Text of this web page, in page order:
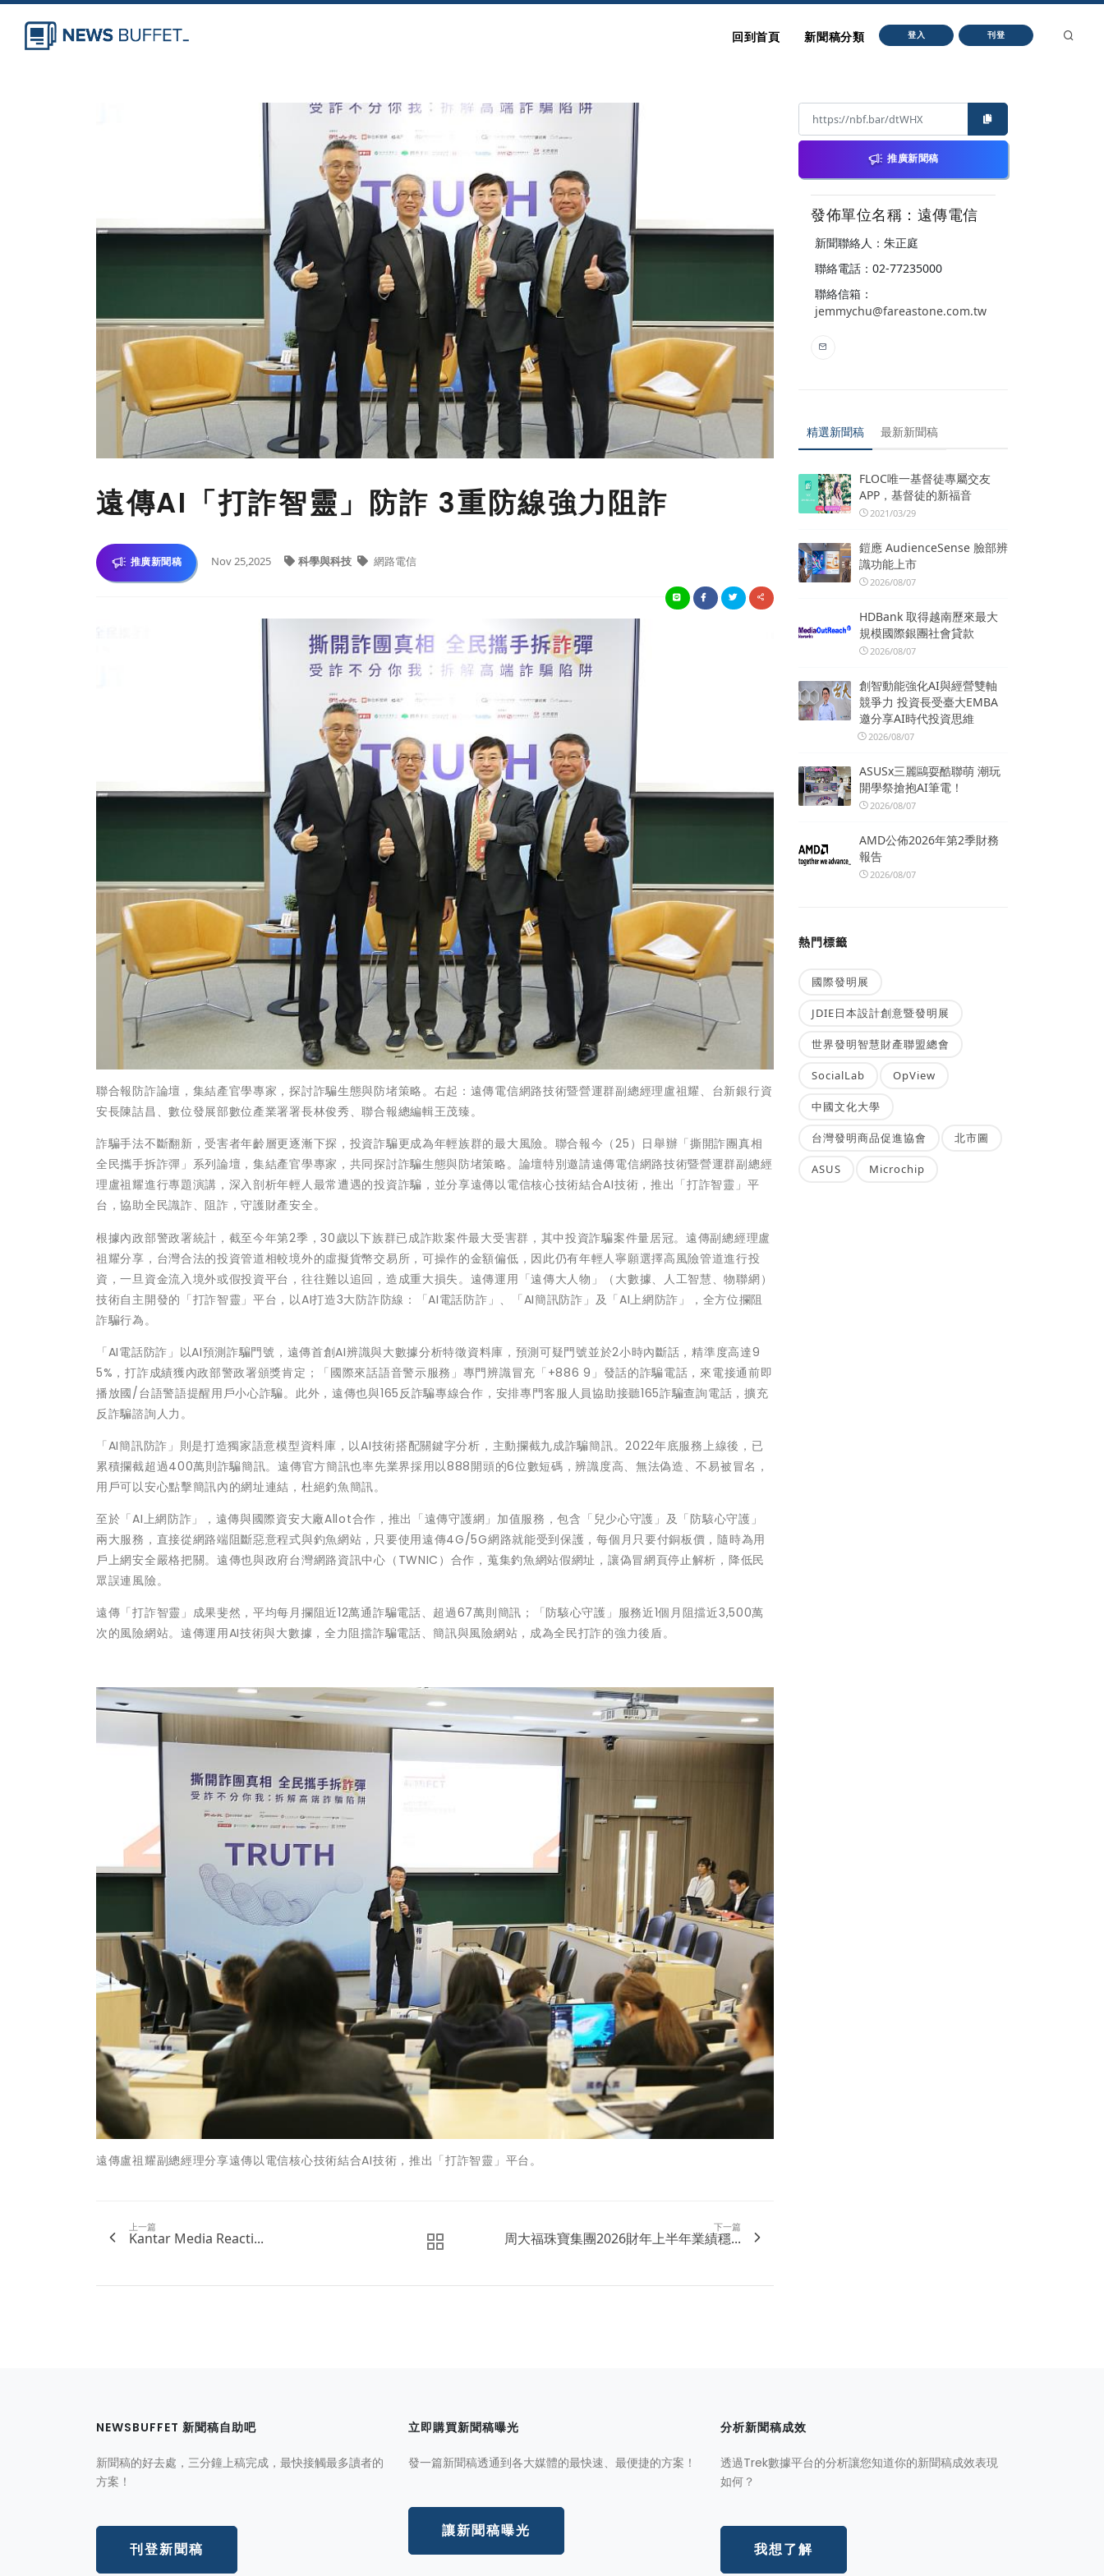
回到首頁 新聞稿分類 登入 刊登
遠傳AI「打詐智靈」防詐 3重防線強力阻詐
推廣新聞稿 Nov 25,2025 科學與科技 網路電信
聯合報防詐論壇，集結產官學專家，探討詐騙生態與防堵策略。右起：遠傳電信網路技術暨營運群副總經理盧祖耀、台新銀行資
安長陳詰昌、數位發展部數位產業署署長林俊秀、聯合報總編輯王茂臻。
詐騙手法不斷翻新，受害者年齡層更逐漸下探，投資詐騙更成為年輕族群的最大風險。聯合報今（25）日舉辦「撕開詐團真相
全民攜手拆詐彈」系列論壇，集結產官學專家，共同探討詐騙生態與防堵策略。論壇特別邀請遠傳電信網路技術暨營運群副總經
理盧祖耀進行專題演講，深入剖析年輕人最常遭遇的投資詐騙，並分享遠傳以電信核心技術結合AI技術，推出「打詐智靈」平
台，協助全民識詐、阻詐，守護財產安全。
根據內政部警政署統計，截至今年第2季，30歲以下族群已成詐欺案件最大受害群，其中投資詐騙案件量居冠。遠傳副總經理盧
祖耀分享，台灣合法的投資管道相較境外的虛擬貨幣交易所，可操作的金額偏低，因此仍有年輕人寧願選擇高風險管道進行投
資，一旦資金流入境外或假投資平台，往往難以追回，造成重大損失。遠傳運用「遠傳大人物」（大數據、人工智慧、物聯網）
技術自主開發的「打詐智靈」平台，以AI打造3大防詐防線：「AI電話防詐」、「AI簡訊防詐」及「AI上網防詐」，全方位攔阻
詐騙行為。
「AI電話防詐」以AI預測詐騙門號，遠傳首創AI辨識與大數據分析特徵資料庫，預測可疑門號並於2小時內斷話，精準度高達9
5%，打詐成績獲內政部警政署頒獎肯定；「國際來話語音警示服務」專門辨識冒充「+886 9」發話的詐騙電話，來電接通前即
播放國/台語警語提醒用戶小心詐騙。此外，遠傳也與165反詐騙專線合作，安排專門客服人員協助接聽165詐騙查詢電話，擴充
反詐騙諮詢人力。
「AI簡訊防詐」則是打造獨家語意模型資料庫，以AI技術搭配關鍵字分析，主動攔截九成詐騙簡訊。2022年底服務上線後，已
累積攔截超過400萬則詐騙簡訊。遠傳官方簡訊也率先業界採用以888開頭的6位數短碼，辨識度高、無法偽造、不易被冒名，
用戶可以安心點擊簡訊內的網址連結，杜絕釣魚簡訊。
至於「AI上網防詐」，遠傳與國際資安大廠Allot合作，推出「遠傳守護網」加值服務，包含「兒少心守護」及「防駭心守護」
兩大服務，直接從網路端阻斷惡意程式與釣魚網站，只要使用遠傳4G/5G網路就能受到保護，每個月只要付銅板價，隨時為用
戶上網安全嚴格把關。遠傳也與政府台灣網路資訊中心（TWNIC）合作，蒐集釣魚網站假網址，讓偽冒網頁停止解析，降低民
眾誤連風險。
遠傳「打詐智靈」成果斐然，平均每月攔阻近12萬通詐騙電話、超過67萬則簡訊；「防駭心守護」服務近1個月阻擋近3,500萬
次的風險網站。遠傳運用AI技術與大數據，全力阻擋詐騙電話、簡訊與風險網站，成為全民打詐的強力後盾。
遠傳盧祖耀副總經理分享遠傳以電信核心技術結合AI技術，推出「打詐智靈」平台。
上一篇
Kantar Media Reacti...
下一篇
周大福珠寶集團2026財年上半年業績穩...
推廣新聞稿
發佈單位名稱：遠傳電信
新聞聯絡人：朱正庭
聯絡電話：02-77235000
聯絡信箱：
jemmychu@fareastone.com.tw
精選新聞稿 最新新聞稿
FLOC唯一基督徒專屬交友
APP，基督徒的新福音
2021/03/29
鎧應 AudienceSense 臉部辨
識功能上市
2026/08/07
HDBank 取得越南歷來最大
規模國際銀團社會貸款
2026/08/07
創智動能強化AI與經營雙軸
競爭力 投資長受臺大EMBA
邀分享AI時代投資思維
2026/08/07
ASUSx三麗鷗耍酷聯萌 潮玩
開學祭搶抱AI筆電！
2026/08/07
AMD公佈2026年第2季財務
報告
2026/08/07
熱門標籤
國際發明展
JDIE日本設計創意暨發明展
世界發明智慧財產聯盟總會
SocialLab OpView
中國文化大學
台灣發明商品促進協會 北市圖
ASUS Microchip
NEWSBUFFET 新聞稿自助吧
新聞稿的好去處，三分鐘上稿完成，最快接觸最多讀者的
方案！
刊登新聞稿
立即購買新聞稿曝光
發一篇新聞稿透通到各大媒體的最快速、最便捷的方案！
讓新聞稿曝光
分析新聞稿成效
透過Trek數據平台的分析讓您知道你的新聞稿成效表現
如何？
我想了解